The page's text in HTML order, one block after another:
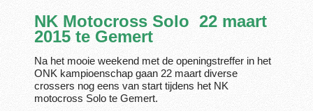
NK Motocross Solo 22 maart
2015 te Gemert
Na het mooie weekend met de openingstreffer in het
ONK kampioenschap gaan 22 maart diverse
crossers nog eens van start tijdens het NK
motocross Solo te Gemert.